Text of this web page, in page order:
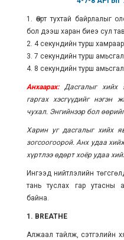
1. Өөрт тухтай байрлалыг
бол дээш харан биеэ сул
2. 4 секундийн турш
3. 7 секундийн турш
4. 8 секундийн турш
Анхаарах:
Дасгалыг хийх
гаргах хэсгүүдийг нэгэн
чухал. Энгийнээр бол
Харин уг дасгалыг хийх
зогсоогоорой. Анх удаа
хүртлээ өдөрт хоёр удаа
Ингээд нийтлэлийн
тань туслах гар утасны
байна.
1. BREATHE
Алжаал тайлж, сэтгэлийн